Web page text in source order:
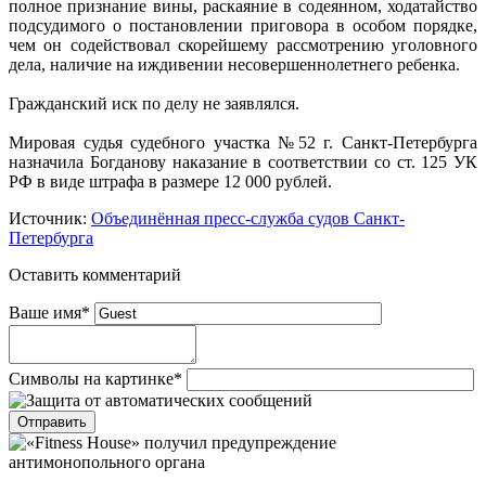
полное признание вины, раскаяние в содеянном, ходатайство
подсудимого о постановлении приговора в особом порядке,
чем он содействовал скорейшему рассмотрению уголовного
дела, наличие на иждивении несовершеннолетнего ребенка.
Гражданский иск по делу не заявлялся.
Мировая судья судебного участка №52 г. Санкт-Петербурга
назначила Богданову наказание в соответствии со ст. 125 УК
РФ в виде штрафа в размере 12 000 рублей.
Источник: Объединённая пресс-служба судов Санкт-
Петербурга
Оставить комментарий
Ваше имя*
Символы на картинке*